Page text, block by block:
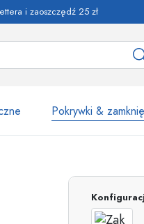
i zaoszczędź 25 zł
Pokrywki &